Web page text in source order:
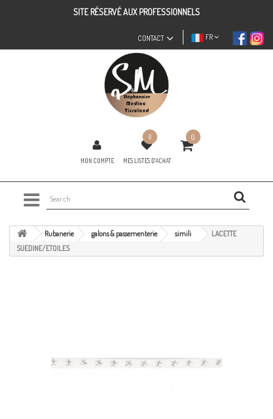
SITE RÉSERVÉ AUX PROFESSIONNELS
FR
CONTACT
MON COMPTE
0
MES LISTES D'ACHAT
0
Rubanerie galons & passementerie simili
LACETTE
SUEDINE/ETOILES